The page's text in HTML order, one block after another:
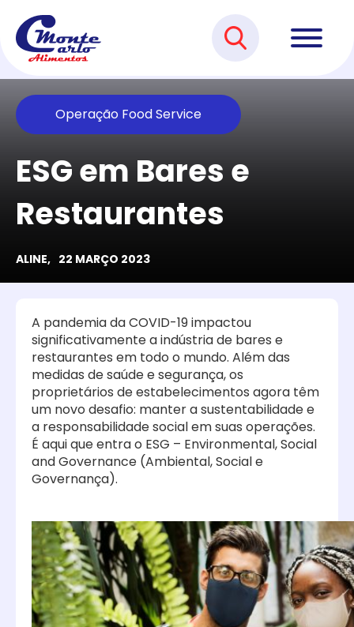
Operação Food Service
ESG em Bares e
Restaurantes
ALINE, 22 MARÇO 2023
A pandemia da COVID-19 impactou
significativamente a indústria de bares e
restaurantes em todo o mundo. Além das
medidas de saúde e segurança, os
proprietários de estabelecimentos agora têm
um novo desafio: manter a sustentabilidade e
a responsabilidade social em suas operações.
É aqui que entra o ESG – Environmental, Social
and Governance (Ambiental, Social e
Governança).